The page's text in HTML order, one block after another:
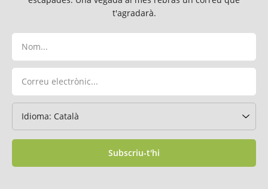
t'agradarà.
Subscriu-t'hi